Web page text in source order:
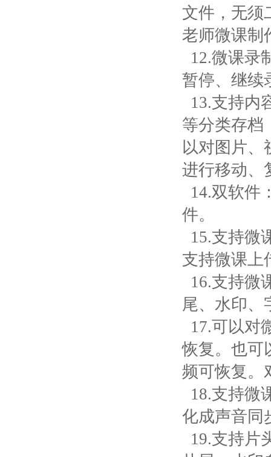
文件，无须
老师微课制
12.微课录
暂停、继续
13.支持内
等分类存档
以对图片、
进行移动、
14.双软件
件。
15.支持微
支持微课上
16.支持微
尾、水印、
17.可以对
恢复。也可
频可恢复。
18.支持微
化成声音同
19.支持片